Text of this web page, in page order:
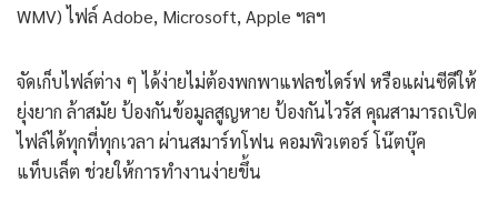
WMV) ไฟล์ Adobe, Microsoft, Apple ฯลฯ
จัดเก็บไฟล์ต่าง ๆ ได้ง่ายไม่ต้องพกพาแฟลชไดร์ฟ หรือแผ่นซีดีให้
ยุ่งยาก ล้าสมัย ป้องกันข้อมูลสูญหาย ป้องกันไวรัส คุณสามารถเปิด
ไฟล์ได้ทุกที่ทุกเวลา ผ่านสมาร์ทโฟน คอมพิวเตอร์ โน๊ตบุ๊ค
แท็บเล็ต ช่วยให้การทำงานง่ายขึ้น